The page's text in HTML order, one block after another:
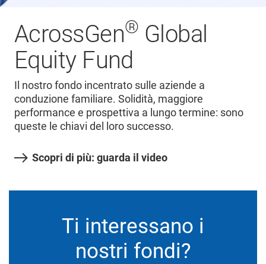
AcrossGen® Global
Equity Fund
Il nostro fondo incentrato sulle aziende a
conduzione familiare. Solidità, maggiore
performance e prospettiva a lungo termine: sono
queste le chiavi del loro successo.
Scopri di più: guarda il video
Ti interessano i
nostri fondi?